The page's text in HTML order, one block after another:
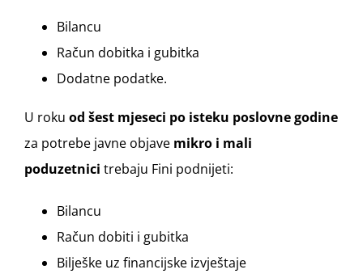
Bilancu
Račun dobitka i gubitka
Dodatne podatke.
U roku od šest mjeseci po isteku poslovne godine
za potrebe javne objave mikro i mali
poduzetnici trebaju Fini podnijeti:
Bilancu
Račun dobiti i gubitka
Bilješke uz financijske izvještaje